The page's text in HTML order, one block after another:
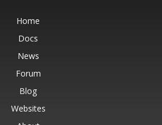
Home
Docs
News
Forum
Blog
Websites